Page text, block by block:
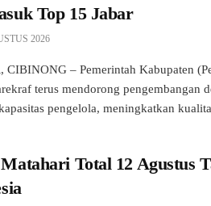
Top 15 Jabar
2026
CIBINONG – Pemerintah Kabupaten
terus mendorong pengembangan
pengelola, meningkatkan
Total 12 Agustus